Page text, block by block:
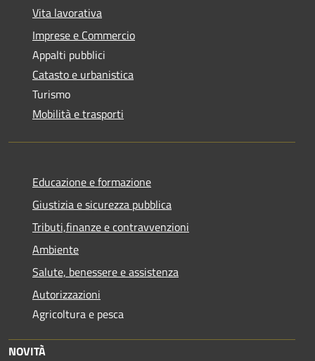
Vita lavorativa
Imprese e Commercio
Appalti pubblici
Catasto e urbanistica
Turismo
Mobilità e trasporti
Educazione e formazione
Giustizia e sicurezza pubblica
Tributi,finanze e contravvenzioni
Ambiente
Salute, benessere e assistenza
Autorizzazioni
Agricoltura e pesca
NOVITÀ